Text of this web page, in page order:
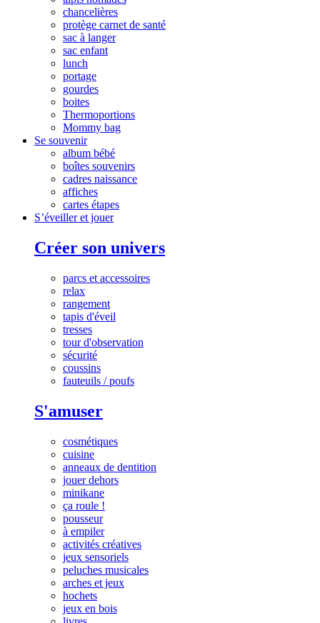
chancelières
protège carnet de santé
sac à langer
sac enfant
lunch
portage
gourdes
boites
Thermoportions
Mommy bag
Se souvenir
album bébé
boîtes souvenirs
cadres naissance
affiches
cartes étapes
S’éveiller et jouer
Créer son univers
parcs et accessoires
relax
rangement
tapis d'éveil
tresses
tour d'observation
sécurité
coussins
fauteuils / poufs
S'amuser
cosmétiques
cuisine
anneaux de dentition
jouer dehors
minikane
ça roule !
pousseur
à empiler
activités créatives
jeux sensoriels
peluches musicales
arches et jeux
hochets
jeux en bois